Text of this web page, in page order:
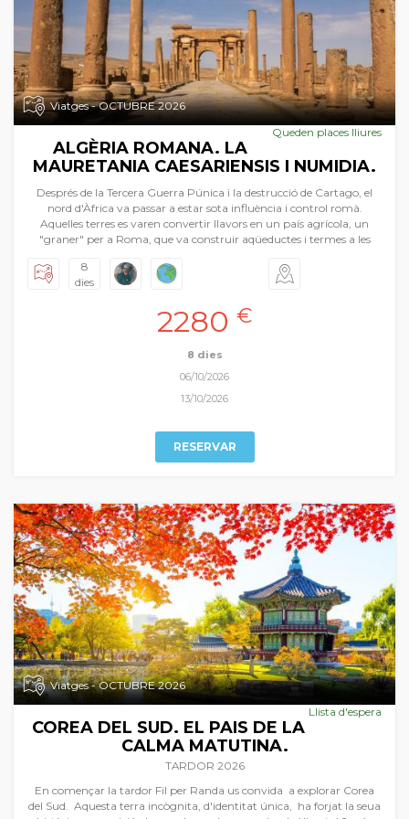
Viatges - OCTUBRE 2026
Queden places lliures
ALGÈRIA ROMANA. LA
MAURETANIA CAESARIENSIS I NUMIDIA.
Després de la Tercera Guerra Púnica i la destrucció de Cartago, el
nord d'Àfrica va passar a estar sota influència i control romà.
Aquelles terres es varen convertir llavors en un país agrícola, un
"graner" per a Roma, que va construir aqüeductes i termes a les
Caesariensis i la Numidia- es cobriren d'edificis prestigiosos les restes
dels quals avui dia fan les delícies dels aficionats a la història i
gran novetat, el viatge a Algèria, concretament al nord d’aquest
gran país. Tindrem durant aquests dies visites inoblidables seguint
l’estela de les ciutats romanes i les seues restes monumentals a més
Massinissa, Galama, Djemila, etc. Un univers ple de meravelles que
esperen ser conegudes i viscudes. Tota una expedició nord-africana
8
dies
2280 €
8 dies
06/10/2026
13/10/2026
RESERVAR
Viatges - OCTUBRE 2026
Llista d'espera
COREA DEL SUD. EL PAIS DE LA
CALMA MATUTINA.
TARDOR 2026
En començar la tardor Fil per Randa us convida a explorar Corea
del Sud. Aquesta terra incògnita, d'identitat única, ha forjat la seua